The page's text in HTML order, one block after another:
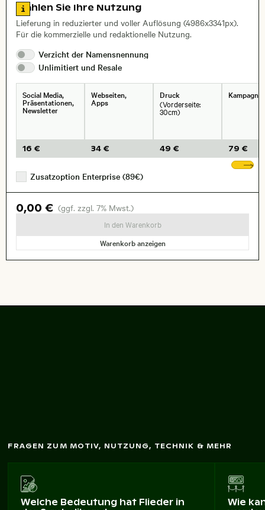
Zu den Lizenzinformationen springen
Wählen Sie Ihre Nutzung
Lieferung in reduzierter und voller Auflösung (4986x3341px).
Für die kommerzielle und redaktionelle Nutzung.
Verzicht der Namensnennung
Unlimitiert und Resale
Social Media,
Präsentationen,
Newsletter
16 €
Webseiten,
Apps
34 €
Druck
(Vorderseite:
30cm)
49 € 79 €
Zusatzoption Enterprise (89€)
0,00 € (ggf. zzgl. 7% Mwst.)
In den Warenkorb
Warenkorb anzeigen
FRAGEN ZUM MOTIV, NUTZUNG, TECHNIK & MEHR
Welche Bedeutung hat Flieder in
Wie